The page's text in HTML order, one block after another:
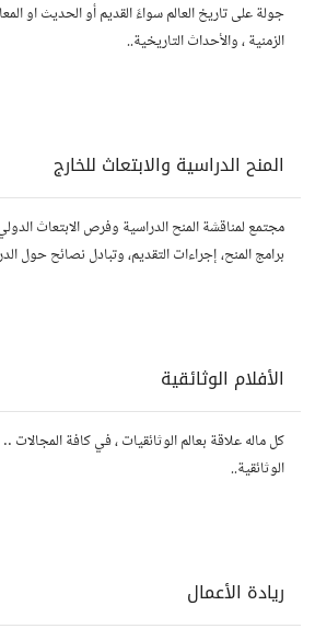
جولة على تاريخ العالم سواءً القديم أو الحديث او
الزمنية ، والأحداث التاريخية..
المنح الدراسية والابتعاث للخارج
مجتمع لمناقشة المنح الدراسية وفرص الابتعاث
برامج المنح، إجراءات التقديم، وتبادل نصائح حول
الأفلام الوثائقية
كل ماله علاقة بعالم الوثائقيات ، في كافة المجالات
الوثائقية..
ريادة الأعمال